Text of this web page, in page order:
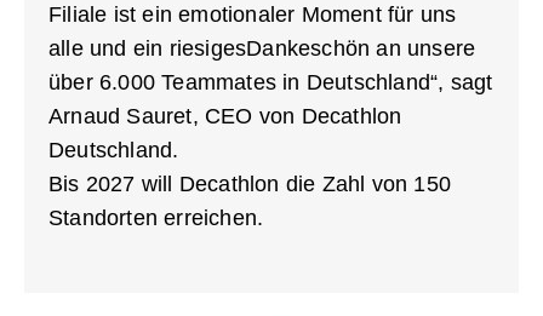
Filiale ist ein emotionaler Moment für uns
alle und ein riesigesDankeschön an unsere
über 6.000 Teammates in Deutschland“, sagt
Arnaud Sauret, CEO von Decathlon
Deutschland.
Bis 2027 will Decathlon die Zahl von 150
Standorten erreichen.